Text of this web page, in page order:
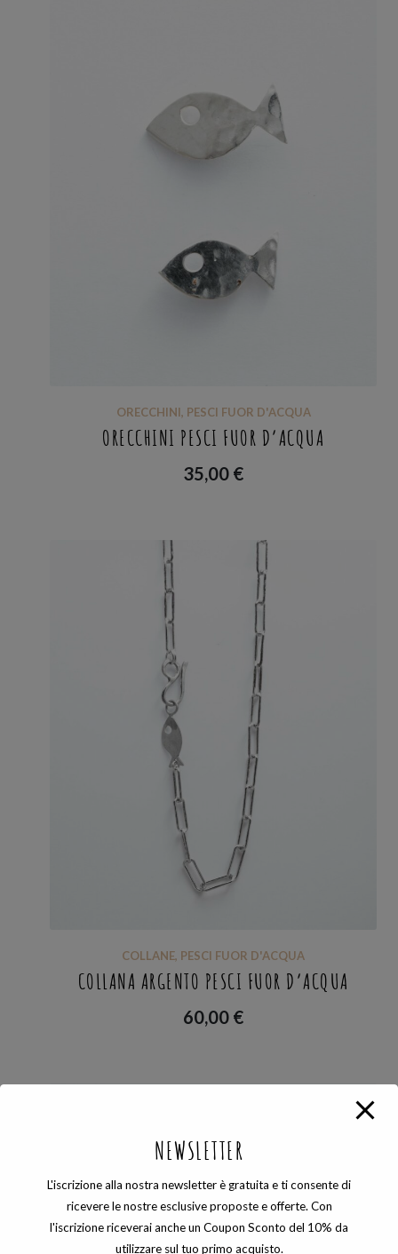
ORECCHINI, PESCI FUOR D'ACQUA
ORECCHINI PESCI FUOR D’ACQUA
35,00 €
COLLANE, PESCI FUOR D'ACQUA
COLLANA ARGENTO PESCI FUOR D’ACQUA
60,00 €
NEWSLETTER
L'iscrizione alla nostra newsletter è gratuita e ti consente di
ricevere le nostre esclusive proposte e offerte. Con
l'iscrizione riceverai anche un Coupon Sconto del 10% da
utilizzare sul tuo primo acquisto.